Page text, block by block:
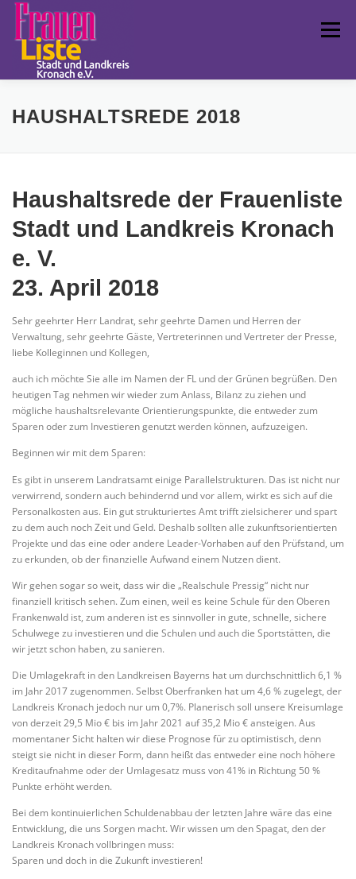
Zum
Inhalt
springen
Menü
FRAUENLISTE POLITISCHE ARBEIT
LANDESVERBAND
HAUSHALTSREDE 2018
Haushaltsrede der Frauenliste
Stadt und Landkreis Kronach
e. V.
23. April 2018
Sehr geehrter Herr Landrat, sehr geehrte Damen und Herren der
Verwaltung, sehr geehrte Gäste, Vertreterinnen und Vertreter der Presse,
liebe Kolleginnen und Kollegen,
auch ich möchte Sie alle im Namen der FL und der Grünen begrüßen. Den
heutigen Tag nehmen wir wieder zum Anlass, Bilanz zu ziehen und
mögliche haushaltsrelevante Orientierungspunkte, die entweder zum
Sparen oder zum Investieren genutzt werden können, aufzuzeigen.
Beginnen wir mit dem Sparen:
Es gibt in unserem Landratsamt einige Parallelstrukturen. Das ist nicht nur
verwirrend, sondern auch behindernd und vor allem, wirkt es sich auf die
Personalkosten aus. Ein gut strukturiertes Amt trifft zielsicherer und spart
zu dem auch noch Zeit und Geld. Deshalb sollten alle zukunftsorientierten
Projekte und das eine oder andere Leader-Vorhaben auf den Prüfstand, um
zu erkunden, ob der finanzielle Aufwand einem Nutzen dient.
Wir gehen sogar so weit, dass wir die „Realschule Pressig“ nicht nur
finanziell kritisch sehen. Zum einen, weil es keine Schule für den Oberen
Frankenwald ist, zum anderen ist es sinnvoller in gute, schnelle, sichere
Schulwege zu investieren und die Schulen und auch die Sportstätten, die
wir jetzt schon haben, zu sanieren.
Die Umlagekraft in den Landkreisen Bayerns hat um durchschnittlich 6,1 %
im Jahr 2017 zugenommen. Selbst Oberfranken hat um 4,6 % zugelegt, der
Landkreis Kronach jedoch nur um 0,7%. Planerisch soll unsere Kreisumlage
von derzeit 29,5 Mio € bis im Jahr 2021 auf 35,2 Mio € ansteigen. Aus
momentaner Sicht halten wir diese Prognose für zu optimistisch, denn
steigt sie nicht in dieser Form, dann heißt das entweder eine noch höhere
Kreditaufnahme oder der Umlagesatz muss von 41% in Richtung 50 %
Punkte erhöht werden.
Bei dem kontinuierlichen Schuldenabbau der letzten Jahre wäre das eine
Entwicklung, die uns Sorgen macht. Wir wissen um den Spagat, den der
Landkreis Kronach vollbringen muss:
Sparen und doch in die Zukunft investieren!